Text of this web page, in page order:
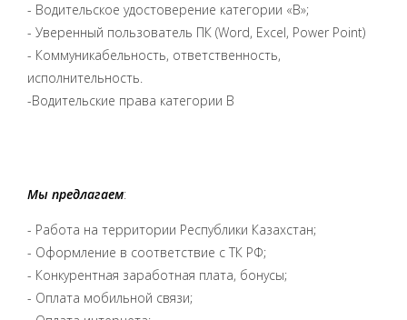
- Водительское удостоверение категории «В»;
- Уверенный пользователь ПК (Word, Excel, Power Point)
- Коммуникабельность, ответственность,
исполнительность.
-Водительские права категории B
Мы предлагаем:
- Работа на территории Республики Казахстан;
- Оформление в соответствие с ТК РФ;
- Конкурентная заработная плата, бонусы;
- Оплата мобильной связи;